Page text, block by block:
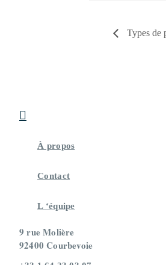
Types de

À propos
Contact
L ‘équipe
9 rue Molière
92400 Courbevoie